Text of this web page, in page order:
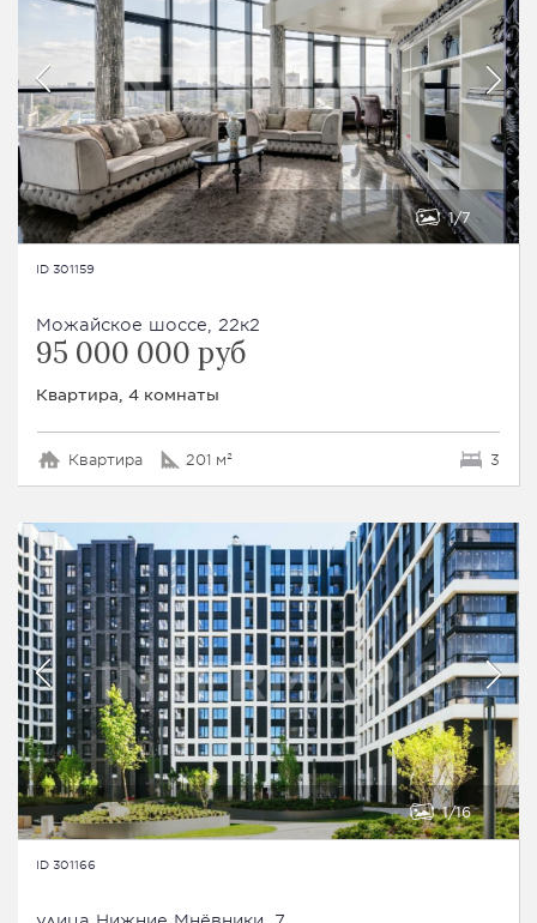
1 7
ID 301159
Можайское шоссе, 22к2
95 000 000 руб
Квартира, 4 комнаты
Квартира 201 м² 3
1 16
ID 301166